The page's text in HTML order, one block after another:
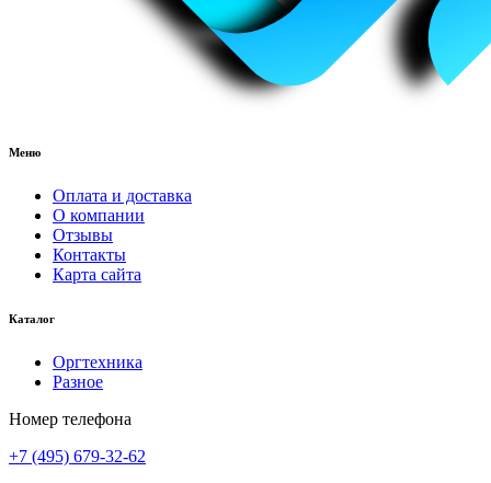
Меню
Оплата и доставка
О компании
Отзывы
Контакты
Карта сайта
Каталог
Оргтехника
Разное
Номер телефона
+7 (495) 679-32-62